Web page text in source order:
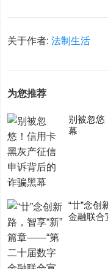
关于作者:法制生活
为您推荐
别被忽悠
幕
“廿”念
金融联合